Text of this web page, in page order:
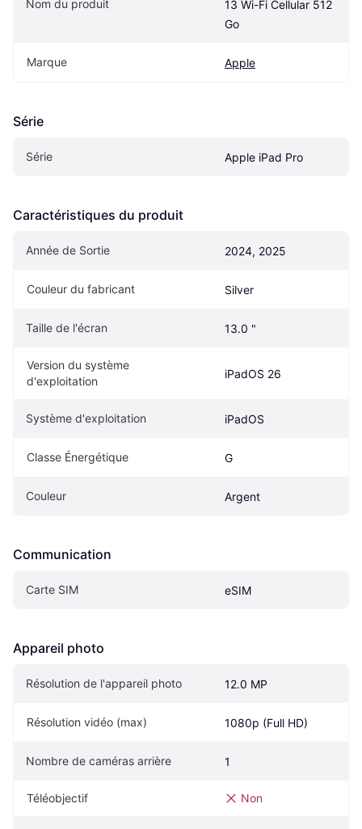
Nom du produit
13 Wi-Fi Cellular 512
Go
Marque Apple
Série
Série Apple iPad Pro
Caractéristiques du produit
Année de Sortie 2024, 2025
Couleur du fabricant Silver
Taille de l'écran 13.0 "
Version du système
d'exploitation
iPadOS 26
Système d'exploitation iPadOS
Classe Énergétique G
Couleur Argent
Communication
Carte SIM eSIM
Appareil photo
Résolution de l'appareil photo 12.0 MP
Résolution vidéo (max) 1080p (Full HD)
Nombre de caméras arrière 1
Téléobjectif Non